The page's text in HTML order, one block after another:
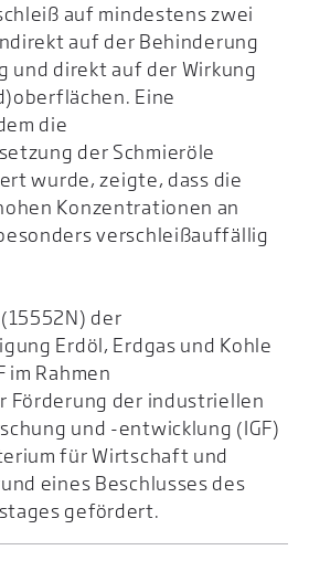
auf mindestens zwei
auf der Behinderung
und direkt auf der Wirkung
Eine
die
der Schmieröle
wurde, zeigte, dass die
Konzentrationen an
verschleißauffällig
der
Erdöl, Erdgas und Kohle
im Rahmen
Förderung der industriellen
und -entwicklung (IGF)
für Wirtschaft und
eines Beschlusses des
gefördert.